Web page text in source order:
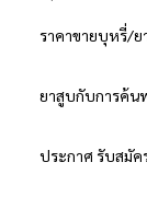
ราคาขายบุหรี่/ย
ยาสูบกับการค้น
ประกาศ รับสมัค